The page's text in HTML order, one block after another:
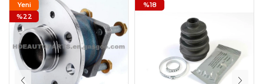
Yeni
Ürün
%22
%18